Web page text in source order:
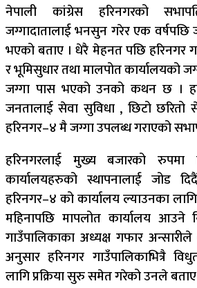
नेपाली कांग्रेस हरिनगरको
जग्गादातालाई भनसुन गरेर एक
भएको बताए । धेरै मेहनत पछि हरिनगर
र भूमिसुधार तथा मालपोत कार्यालयको
जग्गा पास भएको उनको कथन छ ।
जनतालाई सेवा सुविधा , छिटो छरितो
हरिनगर–४ मै जग्गा उपलब्ध गराएको
हरिनगरलाई मुख्य बजारको रुपमा
कार्यालयहरुको स्थापनालाई जोड
हरिनगर–४ को कार्यालय ल्याउनका
महिनापछि मापलोत कार्यालय आउने
गाउँपालिकाका अध्यक्ष गफार
अनुसार हरिनगर गाउँपालिकाभित्रै
लागि प्रक्रिया सुरु समेत गरेको उनले बताए